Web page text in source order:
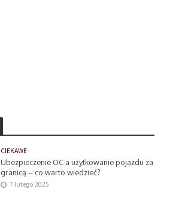
CIEKAWE
Ubezpieczenie OC a użytkowanie pojazdu za
granicą – co warto wiedzieć?
7 lutego 2025